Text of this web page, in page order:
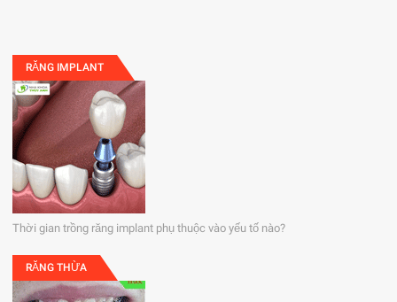
RĂNG IMPLANT
Thời gian trồng răng implant phụ thuộc vào yếu tố nào?
RĂNG THỪA